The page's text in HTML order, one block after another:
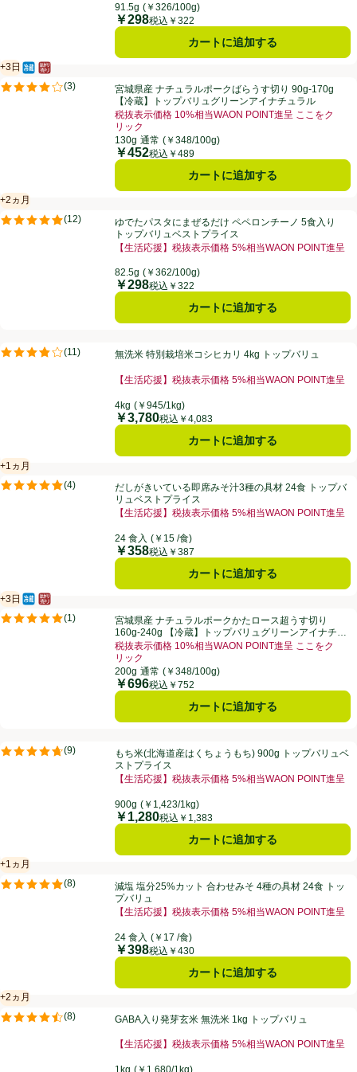
91.5g (￥326/100g)
価格
￥298税込￥322
カートに追加する
宮城県産 ナチュラルポークばらうす切り 90g-170g 【冷蔵】トップバ
+3日
賞味・消費期限保証：3日
冷蔵食品
はかり売り（不定貫）
(3)
評価は3件のレビューで5点中4.0点。宮城県産 ナチュラルポークばらうす切り 90g-170g
【冷蔵】トップバリュグリーンアイナチュラル
税抜表示価格 10%相当WAON POINT進呈 ここをク
リック
130g 通常 (￥348/100g)
価格
￥452税込￥489
カートに追加する
ゆでたパスタにまぜるだけ ペペロンチーノ 5食入り トップバリュベス
+2ヵ月
賞味・消費期限保証：2ヵ月
(12)
評価は12件のレビューで5点中4.9点。ゆでたパスタにまぜるだけ ペペロンチーノ 5食入り
トップバリュベストプライス
【生活応援】税抜表示価格 5%相当WAON POINT進呈
82.5g (￥362/100g)
価格
￥298税込￥322
カートに追加する
無洗米 特別栽培米コシヒカリ 4kg トップバリュ
(11)
評価は11件のレビューで5点中3.8点。無洗米 特別栽培米コシヒカリ 4kg トップバリュ
【生活応援】税抜表示価格 5%相当WAON POINT進呈
4kg (￥945/1kg)
価格
￥3,780税込￥4,083
カートに追加する
だしがきいている即席みそ汁3種の具材 24食 トップバリュベストプラ
+1ヵ月
賞味・消費期限保証：1ヵ月
(4)
評価は4件のレビューで5点中4.8点。だしがきいている即席みそ汁3種の具材 24食 トップバ
リュベストプライス
【生活応援】税抜表示価格 5%相当WAON POINT進呈
24 食入 (￥15 /食)
価格
￥358税込￥387
カートに追加する
宮城県産 ナチュラルポークかたロース超うす切り 160g-240g 【冷蔵
+3日
賞味・消費期限保証：3日
冷蔵食品
はかり売り（不定貫）
(1 )
評価は1件のレビューで5点中5.0点。宮城県産 ナチュラルポークかたロース超うす切り
160g-240g 【冷蔵】トップバリュグリーンアイナチュ
ラル
税抜表示価格 10%相当WAON POINT進呈 ここをク
リック
200g 通常 (￥348/100g)
価格
￥696税込￥752
カートに追加する
もち米(北海道産はくちょうもち) 900g トップバリュベストプライス
(9)
評価は9件のレビューで5点中4.7点。もち米(北海道産はくちょうもち) 900g トップバリュベ
ストプライス
【生活応援】税抜表示価格 5%相当WAON POINT進呈
900g (￥1,423/1kg)
価格
￥1,280税込￥1,383
カートに追加する
減塩 塩分25%カット 合わせみそ 4種の具材 24食 トップバリュ
+1ヵ月
賞味・消費期限保証：1ヵ月
(8)
評価は8件のレビューで5点中4.9点。減塩 塩分25%カット 合わせみそ 4種の具材 24食 トッ
プバリュ
【生活応援】税抜表示価格 5%相当WAON POINT進呈
24 食入 (￥17 /食)
価格
￥398税込￥430
カートに追加する
GABA入り発芽玄米 無洗米 1kg トップバリュ
+2ヵ月
賞味・消費期限保証：2ヵ月
(8)
評価は8件のレビューで5点中4.5点。GABA入り発芽玄米 無洗米 1kg トップバリュ
【生活応援】税抜表示価格 5%相当WAON POINT進呈